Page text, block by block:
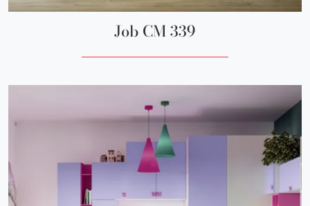
Job CM 339